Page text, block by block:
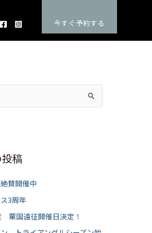
今すぐ予約する
稿
賛開催中
3周年
粟国遠征開催日決定！